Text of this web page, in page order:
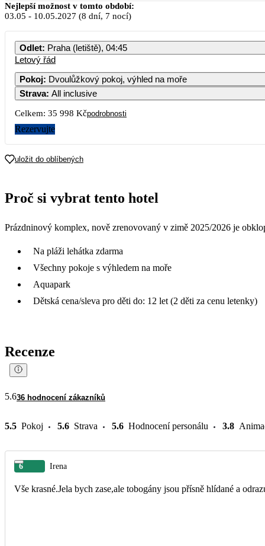
Nejlepší možnost v tomto období:
03.05 - 10.05.2027 (8 dní, 7 nocí)
Odlet: Praha (letiště), 04:45
Letový řád
Pokoj: Dvoulůžkový pokoj, výhled na moře
Strava: All inclusive
Celkem: 35 998 Kčpodrobnosti
Rezervujte
uložit do oblíbených
Proč si vybrat tento hotel
Prázdninový komplex, nově zrenovovaný v zimě 2025/2026 je
Na pláži lehátka zdarma
Všechny pokoje s výhledem na moře
Aquapark
Dětská cena/sleva pro děti do: 12 let (2 děti za cenu letenky)
Recenze
5.636 hodnocení zákazníků
5.5 Pokoj 5.6 Strava 5.6 Hodnocení personálu 3.8
6 Irena
Vše krasné.Jela bych zase,ale tobogány jsou přísně hlídané a